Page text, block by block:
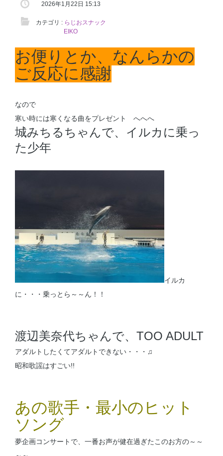
2026年1月22日 15:13
カテゴリ : らじおスナック
EIKO
お便りとか、なんらかの
ご反応に感謝
なので
寒い時には寒くなる曲をプレゼント へへへ
城みちるちゃんで、イルカに乗っ
た少年
イルカ
に・・・乗っとら～～ん！！
渡辺美奈代ちゃんで、TOO ADULT
アダルトしたくてアダルトできない・・・♫
昭和歌謡はすごい!!
あの歌手・最小のヒット
ソング
夢企画コンサートで、一番お声が健在過ぎたこのお方の～～